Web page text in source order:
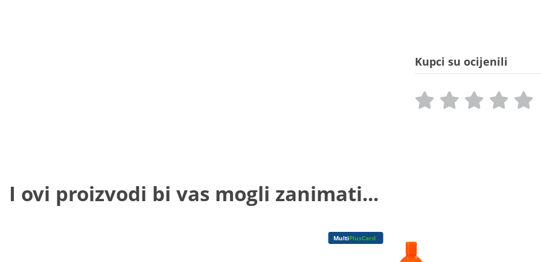
Kupci su ocijenili
I ovi proizvodi bi vas mogli zanimati...
MultiPlusCard